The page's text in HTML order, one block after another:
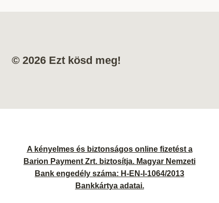
© 2026 Ezt kösd meg!
A kényelmes és biztonságos online fizetést a
Barion Payment Zrt. biztosítja. Magyar Nemzeti
Bank engedély száma: H-EN-I-1064/2013
Bankkártya adatai.